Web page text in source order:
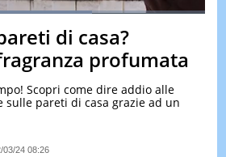
TEST
:64.68%
di casa?
profumata
Scopri come dire addio alle
sulle pareti di casa grazie ad un
03/24 08:26